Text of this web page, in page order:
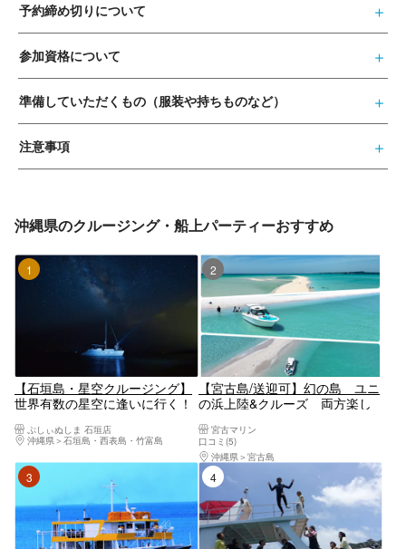
予約締め切りについて
参加資格について
準備していただくもの（服装や持ちものなど）
注意事項
沖縄県のクルージング・船上パーティーおすすめ
1位
【石垣島・星空クルージング】
世界有数の星空に逢いに行く！
る満天の星空＜星空ガイド・三
線生ライブ付／1ドリンク付／
市街地送迎無料＞
ぷしぃぬしま 石垣店
沖縄県
石垣島・西表島・竹富島
2位
【宮古島/送迎可】幻の島 ユニ
の浜上陸&クルーズ 両方楽し
雅にリゾート気分◎個トイレ、
冷房完備！お子様割有り 送迎
車までも豪華！
宮古マリン
口コミ(5)
沖縄県
宮古島